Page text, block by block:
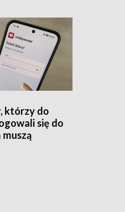
którzy do
się do